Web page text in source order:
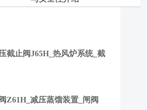
截止阀J65H_热风炉系统_截
Z61H_减压蒸馏装置_闸阀